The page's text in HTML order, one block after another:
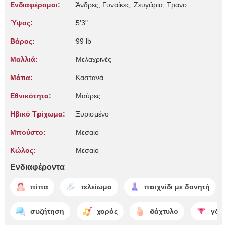
Ενδιαφέρομαι: Άνδρες, Γυναίκες, Zευγάρια, Τρανσ
Ύψος: 5'3"
Βάρος: 99 lb
Μαλλιά: Μελαχρινές
Μάτια: Καστανά
Εθνικότητα: Μαύρες
Ηβικό Τρίχωμα: Ξυρισμένο
Μπούστο: Μεσαίο
Κώλος: Μεσαίο
Ενδιαφέροντα
πίπα τελείωμα παιχνίδι με δονητή
συζήτηση χορός δάχτυλο